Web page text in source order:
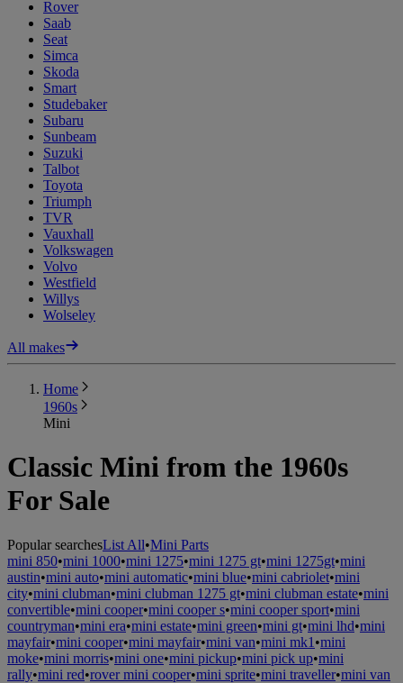
Rover
Saab
Seat
Simca
Skoda
Smart
Studebaker
Subaru
Sunbeam
Suzuki
Talbot
Toyota
Triumph
TVR
Vauxhall
Volkswagen
Volvo
Westfield
Willys
Wolseley
All makes
Home
1960s
Mini
Classic Mini from the 1960s
For Sale
Popular searchesList All•Mini Parts
mini 850•mini 1000•mini 1275•mini 1275 gt•mini 1275gt•mini
austin•mini auto•mini automatic•mini blue•mini cabriolet•mini
city•mini clubman•mini clubman 1275 gt•mini clubman estate•mini
convertible•mini cooper•mini cooper s•mini cooper sport•mini
countryman•mini era•mini estate•mini green•mini gt•mini lhd•mini
mayfair•mini cooper•mini mayfair•mini van•mini mk1 •mini
moke•mini morris•mini one•mini pickup•mini pick up•mini
rally•mini red•rover mini cooper•mini sprite•mini traveller•mini van